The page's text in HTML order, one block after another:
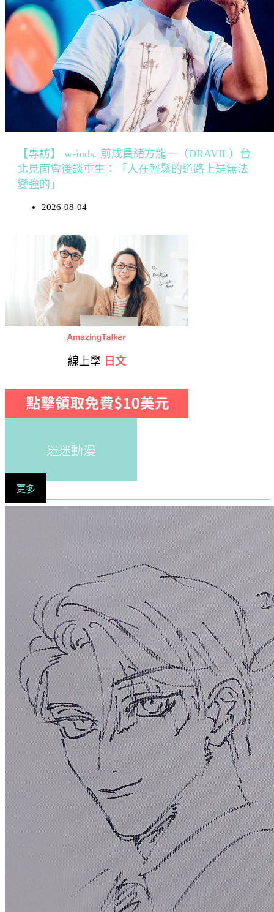
【專訪】 w-inds. 前成員緒方龍一（DRAVIL）台
北見面會後談重生：「人在輕鬆的道路上是無法
變強的」
2026-08-04
線上學 日文
迷迷動漫
更多